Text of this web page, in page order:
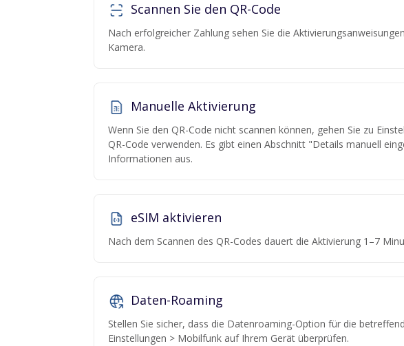
Scannen Sie den QR-Code
Nach erfolgreicher Zahlung sehen Sie die
Kamera.
Manuelle Aktivierung
Wenn Sie den QR-Code nicht scannen können, gehen Sie zu
QR-Code verwenden. Es gibt einen Abschnitt "Details manuell
Informationen aus.
eSIM aktivieren
Nach dem Scannen des QR-Codes dauert die Aktivierung 1–7
Daten-Roaming
Stellen Sie sicher, dass die Datenroaming-Option für die
Einstellungen > Mobilfunk auf Ihrem Gerät überprüfen.